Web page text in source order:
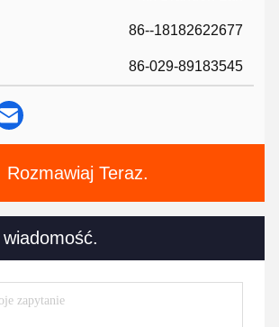
86--18182622677
86-029-89183545
Rozmawiaj Teraz.